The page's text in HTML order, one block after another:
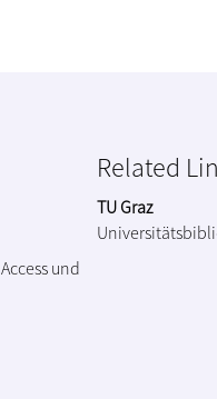
und
Related
TU Graz